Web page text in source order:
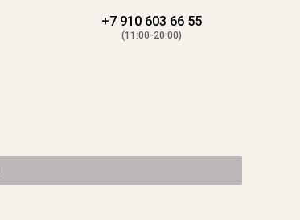
+7 910 603 66 55
(11:00-20:00)